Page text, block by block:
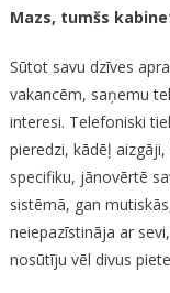
Mazs, tumšs
Sūtot savu dzīves
vakancēm, saņemu
interesi. Telefoniski
pieredzi, kādēļ
specifiku, jānovērtē
sistēmā, gan
neiepazīstināja ar
nosūtīju vēl divus